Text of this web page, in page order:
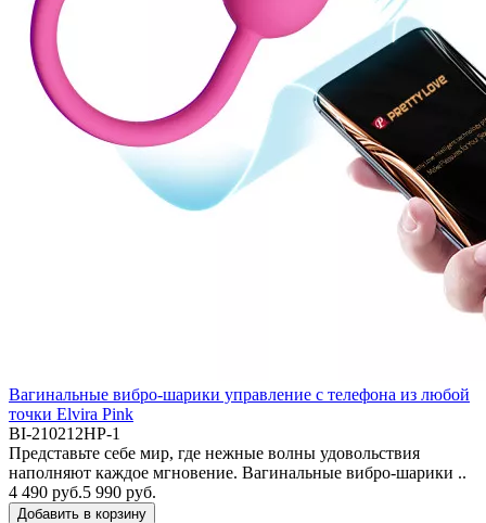
Вагинальные вибро-шарики управление с телефона из любой
точки Elvira Pink
BI-210212HP-1
Представьте себе мир, где нежные волны удовольствия
наполняют каждое мгновение. Вагинальные вибро-шарики ..
4 490 руб.5 990 руб.
Добавить в корзину